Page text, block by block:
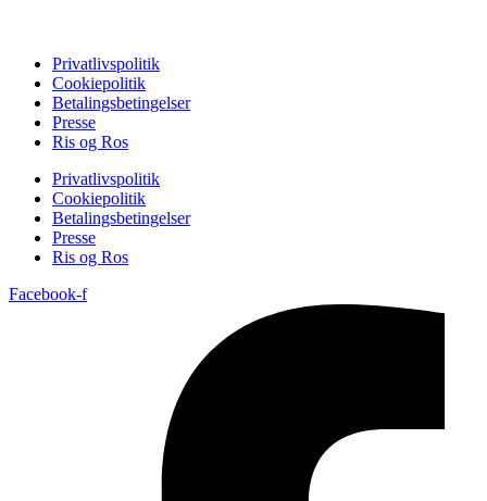
Privatlivspolitik
Cookiepolitik
Betalingsbetingelser
Presse
Ris og Ros
Privatlivspolitik
Cookiepolitik
Betalingsbetingelser
Presse
Ris og Ros
Facebook-f